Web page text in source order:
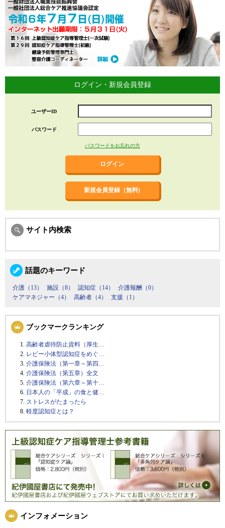
ログイン・新規会員登録
ユーザーID
パスワード
パスワードをお忘れの方
新規会員登録（無料)
サイト内検索
話題のキーワード
介護（13） 施設（8） 認知症（14）
介護報酬（0）
ケアマネジャー（4）
高齢者（4） 支援（1）
ブックマークランキング
高齢者虐待防止資料（厚生…
レビー小体型認知症をめぐ…
介護保険法（第一章～第四…
介護保険法（第五章）全文
介護保険法（第六章～第十…
日本人の「平成」の食と健…
ストレスがたまったら
軽度認知症とは？
インフォメーション